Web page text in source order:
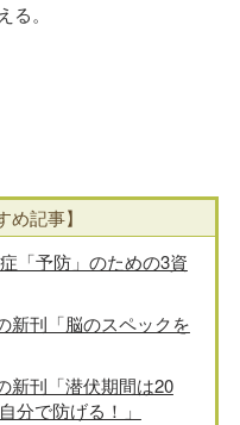
。
め記事】
「予防」のための3資
新刊「脳のスペックを
新刊「潜伏期間は20
分で防げる！」